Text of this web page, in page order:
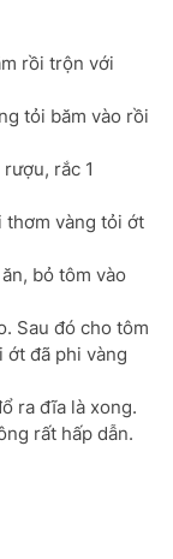
rồi trộn với
tỏi băm vào rồi
rắc 1
thơm vàng tỏi ớt
bỏ tôm vào
Sau đó cho tôm
ớt đã phi vàng
ra đĩa là xong.
rất hấp dẫn.